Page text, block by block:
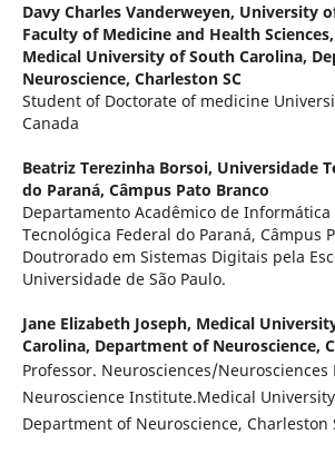
Davy Charles Vanderweyen, University
Faculty of Medicine and Health Sciences,
Medical University of South Carolina,
Neuroscience, Charleston SC
Student of Doctorate of medicine
Canada
Beatriz Terezinha Borsoi, Universidade
do Paraná, Câmpus Pato Branco
Departamento Acadêmico de
Tecnológica Federal do Paraná, Câmpus
Doutrorado em Sistemas Digitais pela
Universidade de São Paulo.
Jane Elizabeth Joseph, Medical
Carolina, Department of Neuroscience,
Professor. Neurosciences/Neurosciences
Neuroscience Institute.Medical
Department of Neuroscience, Charleston